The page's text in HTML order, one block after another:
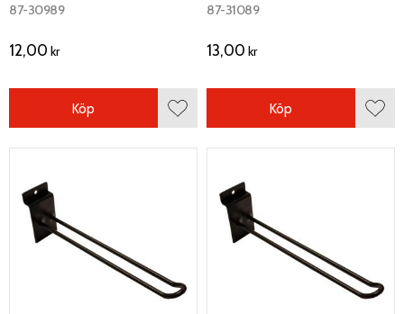
87-30989
12,00 kr
Lägg till i favoriter
Köp
87-31089
13,00 kr
Köp